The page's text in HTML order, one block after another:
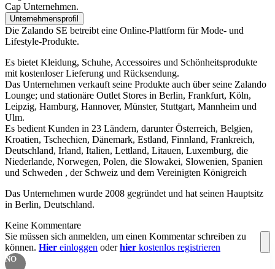
Cap Unternehmen.
Unternehmensprofil
Die Zalando SE betreibt eine Online-Plattform für Mode- und
Lifestyle-Produkte.
Es bietet Kleidung, Schuhe, Accessoires und Schönheitsprodukte
mit kostenloser Lieferung und Rücksendung.
Das Unternehmen verkauft seine Produkte auch über seine Zalando
Lounge; und stationäre Outlet Stores in Berlin, Frankfurt, Köln,
Leipzig, Hamburg, Hannover, Münster, Stuttgart, Mannheim und
Ulm.
Es bedient Kunden in 23 Ländern, darunter Österreich, Belgien,
Kroatien, Tschechien, Dänemark, Estland, Finnland, Frankreich,
Deutschland, Irland, Italien, Lettland, Litauen, Luxemburg, die
Niederlande, Norwegen, Polen, die Slowakei, Slowenien, Spanien
und Schweden , der Schweiz und dem Vereinigten Königreich
Das Unternehmen wurde 2008 gegründet und hat seinen Hauptsitz
in Berlin, Deutschland.
Keine Kommentare
Sie müssen sich anmelden, um einen Kommentar schreiben zu
können. Hier einloggen oderhier kostenlos registrieren
NO